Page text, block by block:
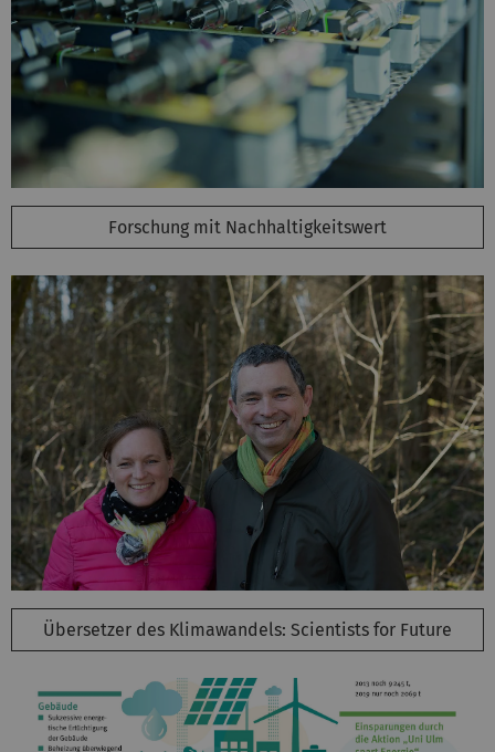
Forschung mit Nachhaltigkeitswert
Übersetzer des Klimawandels: Scientists for Future